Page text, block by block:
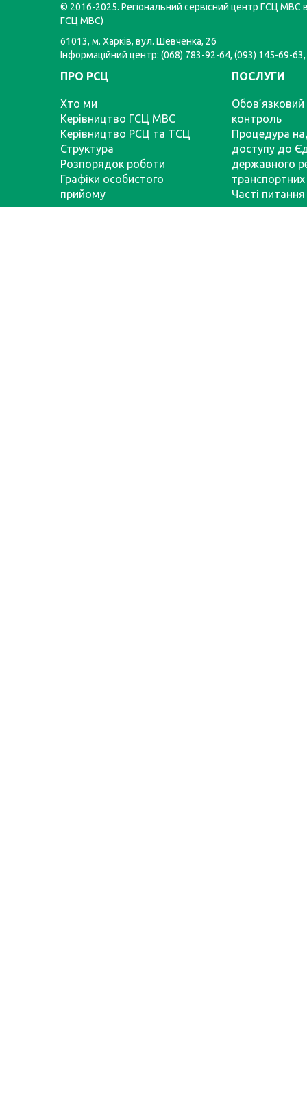
© 2016-2025. Регіональний сервісний центр ГСЦ МВС в
ГСЦ МВС)
61013, м. Харків, вул. Шевченка, 26
Інформаційний центр: (068) 783-92-64, (093) 145-69-
ПРО РСЦ
Хто ми
Керівництво ГСЦ МВС
Керівництво РСЦ та ТСЦ
Структура
Розпорядок роботи
Графіки особистого
прийому
ПОСЛУГИ
Обов’язковий
контроль
Процедура
доступу до
державного
транспортних
Часті питання